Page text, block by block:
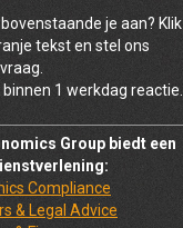
je aan? Klik
tekst en stel ons
1 werkdag reactie.
Group biedt een
Compliance
& Legal Advice